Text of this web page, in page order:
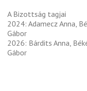
A Bizottság tagjai
2024: Adamecz Anna,
Gábor
2026: Bárdits Anna,
Gábor